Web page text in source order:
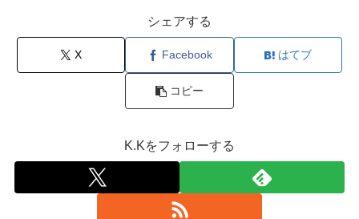
シェアする
X Facebook はてブ
コピー
K.Kをフォローする